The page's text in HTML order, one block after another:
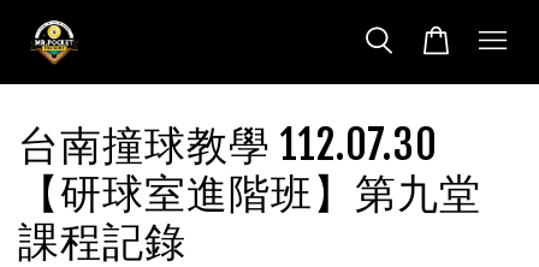
台南撞球教學 112.07.30
【研球室進階班】第九堂
課程記錄